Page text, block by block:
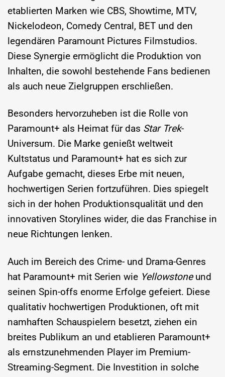
etablierten Marken wie CBS, Showtime, MTV,
Nickelodeon, Comedy Central, BET und den
legendären Paramount Pictures Filmstudios.
Diese Synergie ermöglicht die Produktion von
Inhalten, die sowohl bestehende Fans bedienen
als auch neue Zielgruppen erschließen.
Besonders hervorzuheben ist die Rolle von
Paramount+ als Heimat für das Star Trek-
Universum. Die Marke genießt weltweit
Kultstatus und Paramount+ hat es sich zur
Aufgabe gemacht, dieses Erbe mit neuen,
hochwertigen Serien fortzuführen. Dies spiegelt
sich in der hohen Produktionsqualität und den
innovativen Storylines wider, die das Franchise in
neue Richtungen lenken.
Auch im Bereich des Crime- und Drama-Genres
hat Paramount+ mit Serien wie Yellowstoneund
seinen Spin-offs enorme Erfolge gefeiert. Diese
qualitativ hochwertigen Produktionen, oft mit
namhaften Schauspielern besetzt, ziehen ein
breites Publikum an und etablieren Paramount+
als ernstzunehmenden Player im Premium-
Streaming-Segment. Die Investition in solche